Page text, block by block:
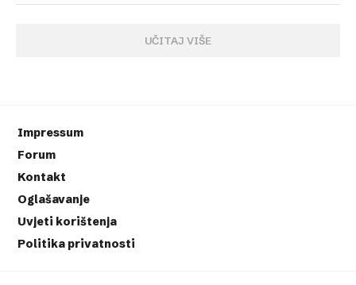
UČITAJ VIŠE
Impressum
Forum
Kontakt
Oglašavanje
Uvjeti korištenja
Politika privatnosti